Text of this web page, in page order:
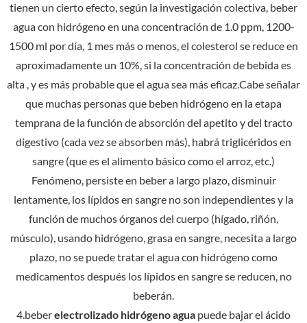
tienen un cierto efecto, según la investigación colectiva, beber
agua con hidrógeno en una concentración de 1.0 ppm, 1200-
1500 ml por día, 1 mes más o menos, el colesterol se reduce en
aproximadamente un 10%, si la concentración de bebida es
alta , y es más probable que el agua sea más eficaz.Cabe señalar
que muchas personas que beben hidrógeno en la etapa
temprana de la función de absorción del apetito y del tracto
digestivo (cada vez se absorben más), habrá triglicéridos en
sangre (que es el alimento básico como el arroz, etc.)
Fenómeno, persiste en beber a largo plazo, disminuir
lentamente, los lípidos en sangre no son independientes y la
función de muchos órganos del cuerpo (hígado, riñón,
músculo), usando hidrógeno, grasa en sangre, necesita a largo
plazo, no se puede tratar el agua con hidrógeno como
medicamentos después los lípidos en sangre se reducen, no
beberán.
4.beberelectrolizado hidrógenoagua puede bajar el ácido